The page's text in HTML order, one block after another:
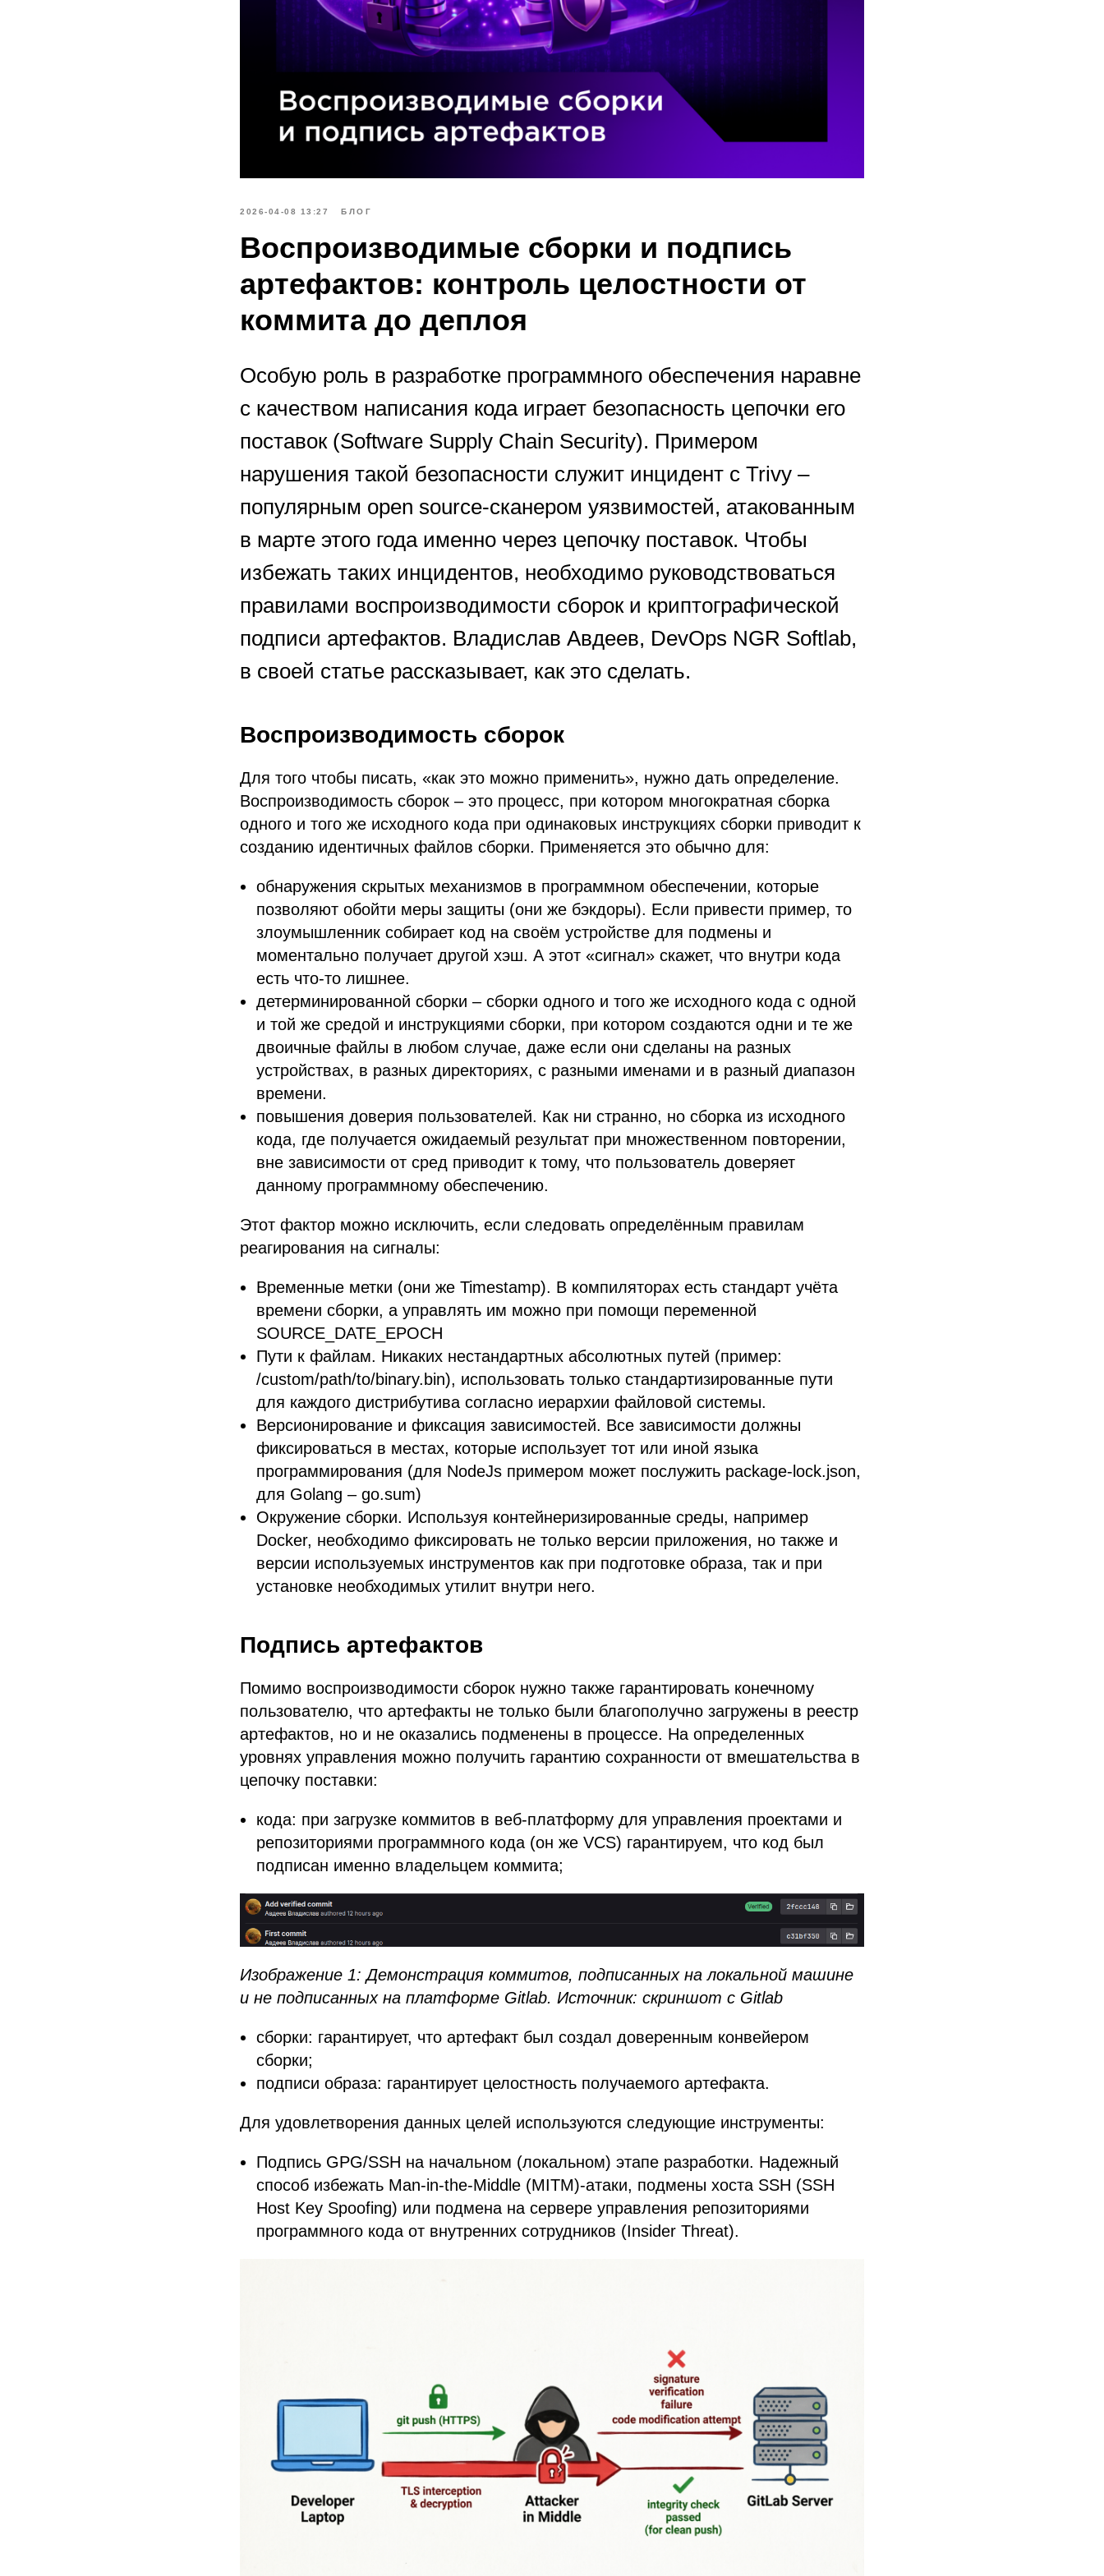
2026-04-08 13:27 БЛОГ
Воспроизводимые сборки и подпись
артефактов: контроль целостности от
коммита до деплоя
Особую роль в разработке программного обеспечения наравне
с качеством написания кода играет безопасность цепочки его
поставок (Software Supply Chain Security). Примером
нарушения такой безопасности служит инцидент с Trivy –
популярным open source-сканером уязвимостей, атакованным
в марте этого года именно через цепочку поставок. Чтобы
избежать таких инцидентов, необходимо руководствоваться
правилами воспроизводимости сборок и криптографической
подписи артефактов. Владислав Авдеев, DevOps NGR Softlab,
в своей статье рассказывает, как это сделать.
Воспроизводимость сборок
Для того чтобы писать, «как это можно применить», нужно дать определение.
Воспроизводимость сборок – это процесс, при котором многократная сборка
одного и того же исходного кода при одинаковых инструкциях сборки приводит к
созданию идентичных файлов сборки. Применяется это обычно для:
обнаружения скрытых механизмов в программном обеспечении, которые
позволяют обойти меры защиты (они же бэкдоры). Если привести пример, то
злоумышленник собирает код на своём устройстве для подмены и
моментально получает другой хэш. А этот «сигнал» скажет, что внутри кода
есть что-то лишнее.
детерминированной сборки – сборки одного и того же исходного кода с одной
и той же средой и инструкциями сборки, при котором создаются одни и те же
двоичные файлы в любом случае, даже если они сделаны на разных
устройствах, в разных директориях, с разными именами и в разный диапазон
времени.
повышения доверия пользователей. Как ни странно, но сборка из исходного
кода, где получается ожидаемый результат при множественном повторении,
вне зависимости от сред приводит к тому, что пользователь доверяет
данному программному обеспечению.
Этот фактор можно исключить, если следовать определённым правилам
реагирования на сигналы:
Временные метки (они же Timestamp). В компиляторах есть стандарт учёта
времени сборки, а управлять им можно при помощи переменной
SOURCE_DATE_EPOCH
Пути к файлам. Никаких нестандартных абсолютных путей (пример:
/custom/path/to/binary.bin), использовать только стандартизированные пути
для каждого дистрибутива согласно иерархии файловой системы.
Версионирование и фиксация зависимостей. Все зависимости должны
фиксироваться в местах, которые использует тот или иной языка
программирования (для NodeJs примером может послужить package-lock.json,
для Golang – go.sum)
Окружение сборки. Используя контейнеризированные среды, например
Docker, необходимо фиксировать не только версии приложения, но также и
версии используемых инструментов как при подготовке образа, так и при
установке необходимых утилит внутри него.
Подпись артефактов
Помимо воспроизводимости сборок нужно также гарантировать конечному
пользователю, что артефакты не только были благополучно загружены в реестр
артефактов, но и не оказались подменены в процессе. На определенных
уровнях управления можно получить гарантию сохранности от вмешательства в
цепочку поставки:
кода: при загрузке коммитов в веб-платформу для управления проектами и
репозиториями программного кода (он же VCS) гарантируем, что код был
подписан именно владельцем коммита;
Изображение 1: Демонстрация коммитов, подписанных на локальной машине
и не подписанных на платформе Gitlab. Источник: cкриншот с Gitlab
сборки: гарантирует, что артефакт был создал доверенным конвейером
сборки;
подписи образа: гарантирует целостность получаемого артефакта.
Для удовлетворения данных целей используются следующие инструменты:
Подпись GPG/SSH на начальном (локальном) этапе разработки. Надежный
способ избежать Man-in-the-Middle (MITM)-атаки, подмены хоста SSH (SSH
Host Key Spoofing) или подмена на сервере управления репозиториями
программного кода от внутренних сотрудников (Insider Threat).